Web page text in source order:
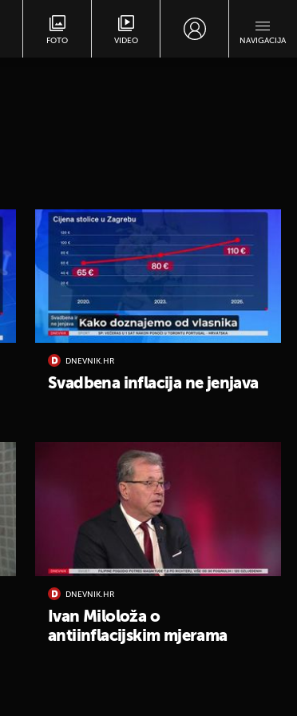
FOTO VIDEO NAVIGACIJA
DNEVNIK.HR
Svadbena inflacija ne jenjava
DNEVNIK.HR
Ivan Miloloža o
antiinflacijskim mjerama